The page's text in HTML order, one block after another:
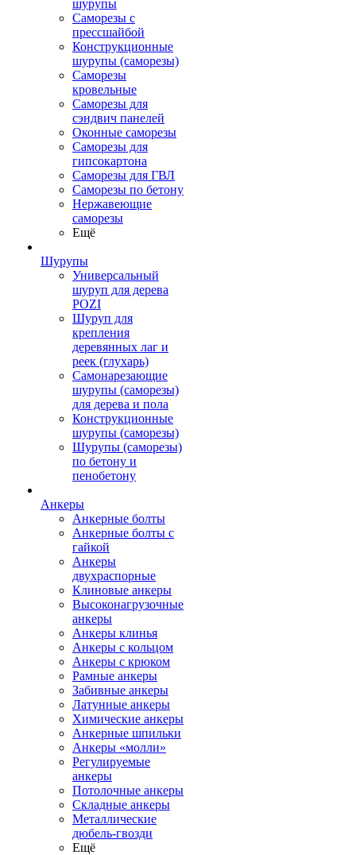
шурупы
Саморезы с
прессшайбой
Конструкционные
шурупы (саморезы)
Саморезы
кровельные
Саморезы для
сэндвич панелей
Оконные саморезы
Саморезы для
гипсокартона
Саморезы для ГВЛ
Саморезы по бетону
Нержавеющие
саморезы
Ещё
Шурупы
Универсальный
шуруп для дерева
POZI
Шуруп для
крепления
деревянных лаг и
реек (глухарь)
Самонарезающие
шурупы (саморезы)
для дерева и пола
Конструкционные
шурупы (саморезы)
Шурупы (саморезы)
по бетону и
пенобетону
Анкеры
Анкерные болты
Анкерные болты с
гайкой
Анкеры
двухраспорные
Клиновые анкеры
Высоконагрузочные
анкеры
Анкеры клинья
Анкеры с кольцом
Анкеры с крюком
Рамные анкеры
Забивные анкеры
Латунные анкеры
Химические анкеры
Анкерные шпильки
Анкеры «молли»
Регулируемые
анкеры
Потолочные анкеры
Складные анкеры
Металлические
дюбель-гвозди
Ещё